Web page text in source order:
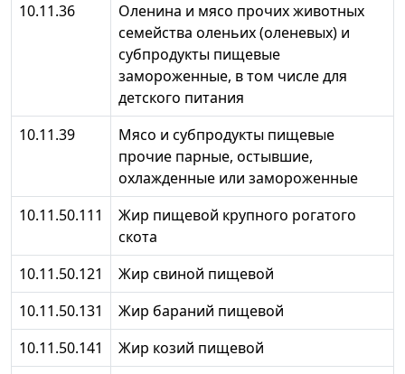
10.11.36
Оленина и мясо прочих животных
семейства оленьих (оленевых) и
субпродукты пищевые
замороженные, в том числе для
детского питания
10.11.39
Мясо и субпродукты пищевые
прочие парные, остывшие,
охлажденные или замороженные
10.11.50.111
Жир пищевой крупного рогатого
скота
10.11.50.121
Жир свиной пищевой
10.11.50.131
Жир бараний пищевой
10.11.50.141
Жир козий пищевой